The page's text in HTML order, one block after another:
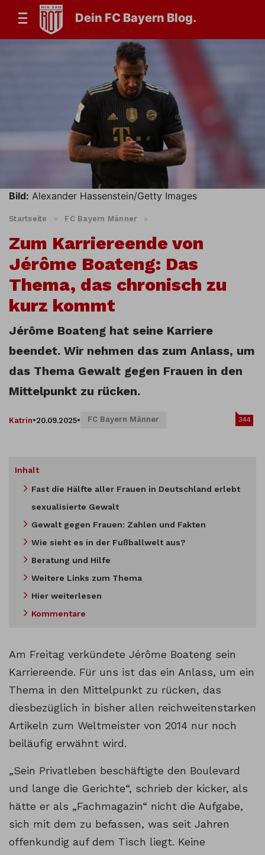
Dein FC Bayern Blog.
Bild: Alexander Hassenstein/Getty Images
Startseite » FC Bayern Männer »
Zum Karriereende von
Jérôme Boateng: Das
Thema, das chronisch zu
kurz kommt
Jérôme Boateng hat seine Karriere
beendet. Wir nehmen das zum Anlass, um
das Thema Gewalt gegen Frauen in den
Mittelpunkt zu rücken.
Katrin•20.09.2025• FC Bayern Männer 344
Inhalt
Fast die Hälfte aller Frauen in Deutschland erlebt
sexualisierte Gewalt
Gewalt gegen Frauen: Zahlen und Fakten
Wie sieht es in der Fußballwelt aus?
Beratung und Hilfe
Weitere Links zum Thema
Hier weiterlesen
Kommentare
Am Freitag verkündete Jérôme Boateng sein
Karriereende. Für uns ist das ein Anlass, um ein
Thema in den Mittelpunkt zu rücken, das
diesbezüglich in bisher allen reichweitenstarken
Artikeln zum Weltmeister von 2014 nur noch
beiläufig erwähnt wird.
„Sein Privatleben beschäftigte den Boulevard
und lange die Gerichte“, schrieb der kicker, als
hätte er als „Fachmagazin“ nicht die Aufgabe,
sich mit dem zu befassen, was seit Jahren
offenkundig auf dem Tisch liegt. Keine